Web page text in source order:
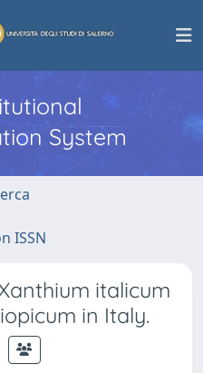
System
ISSN
italicum
in Italy.